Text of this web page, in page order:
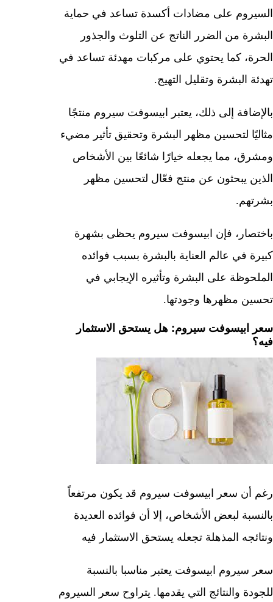
السيروم على مضادات أكسدة تساعد في حماية
البشرة من الضرر الناتج عن التلوث والجذور
الحرة، كما يحتوي على مركبات مهدئة تساعد في
تهدئة البشرة وتقليل التهيج.
بالإضافة إلى ذلك، يعتبر ابيسوفت سيروم منتجًا
مثاليًا لتحسين مظهر البشرة وتحقيق تأثير مضيء
ومشرق، مما يجعله خيارًا شائعًا بين الأشخاص
الذين يبحثون عن منتج فعّال لتحسين مظهر
بشرتهم.
باختصار، فإن ابيسوفت سيروم يحظى بشهرة
كبيرة في عالم العناية بالبشرة بسبب فوائده
الملحوظة على البشرة وتأثيره الإيجابي في
تحسين مظهرها وجودتها.
سعر ابيسوفت سيروم: هل يستحق الاستثمار
فيه؟
رغم أن سعر ابيسوفت سيروم قد يكون مرتفعاً
بالنسبة لبعض الأشخاص، إلا أن فوائده العديدة
ونتائجه المذهلة تجعله يستحق الاستثمار فيه
سعر سيروم ابيسوفت يعتبر مناسبا بالنسبة
للجودة والنتائج التي يقدمها. يتراوح سعر السيروم